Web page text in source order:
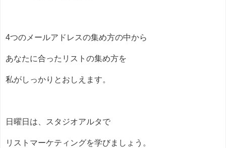
4つのメールアドレスの集め方の中から
あなたに合ったリストの集め方を
私がしっかりとおしえます。
日曜日は、スタジオアルタで
リストマーケティングを学びましょう。